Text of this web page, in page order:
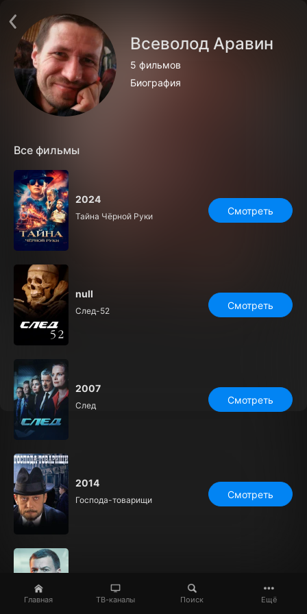
Главная ТВ-каналы Поиск Ещё
Всеволод Аравин
5 фильмов
Биография
Все фильмы
2024
Тайна Чёрной Руки Смотреть
null
След-52 Смотреть
2007
След Смотреть
2014
Господа-товарищи Смотреть
Красная зона Смотреть
О сервисе
Пользовательское соглашение
Политика конфиденциальности
Для партнёров
Открыть приложение
Установить на ТВ
Бесплатные каналы